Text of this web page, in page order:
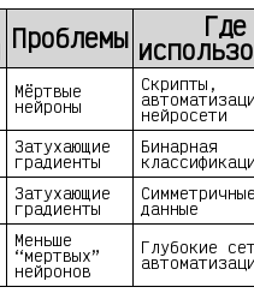
Проблемы Где
Мёртвые
нейроны
Скрипты,
нейросети
Затухающие
градиенты
Бинарная
Затухающие
градиенты данные
Меньше
“мертвых”
нейронов
Глубокие